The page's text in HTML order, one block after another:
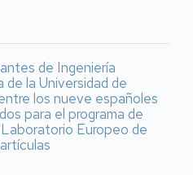
de Ingeniería
de la Universidad de
los nueve españoles
para el programa de
Europeo de